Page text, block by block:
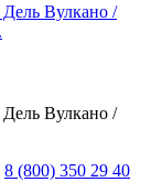
Вулкано /
Вулкано /
8 (800) 350 29 40